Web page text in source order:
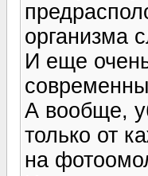
организма
И еще
А вообще,
только от
на